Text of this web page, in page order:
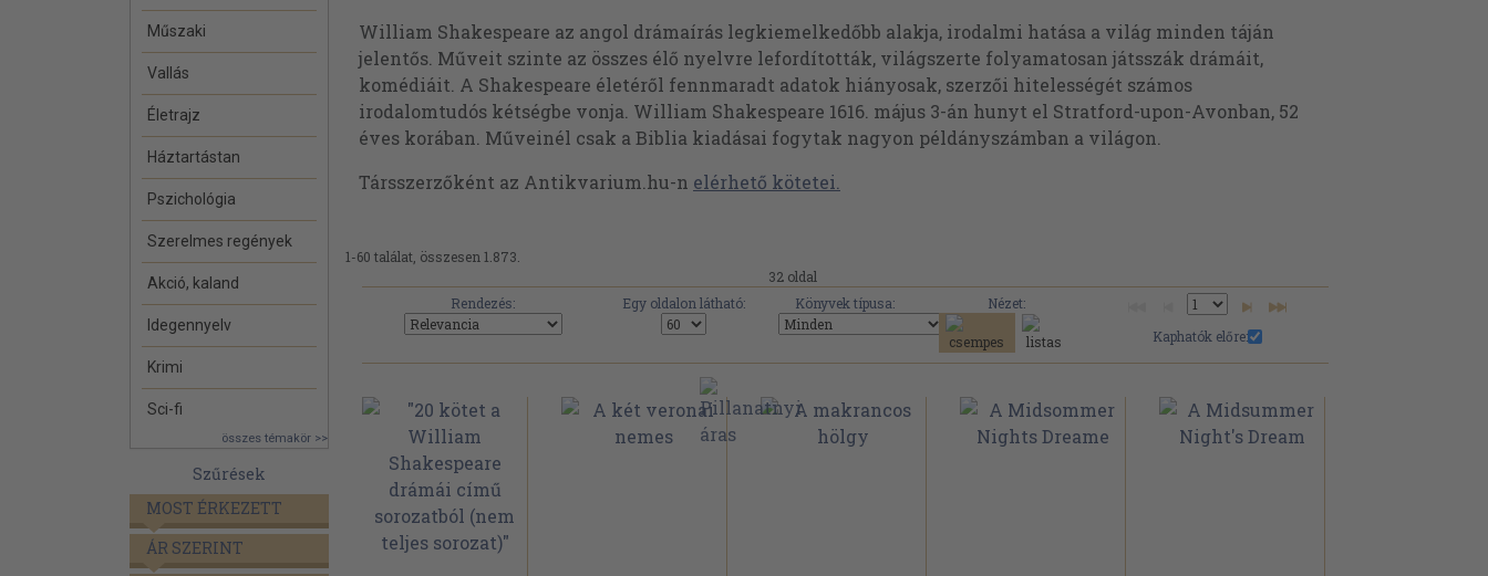
Műszaki
Vallás
Életrajz
Háztartástan
Pszichológia
Szerelmes regények
Akció, kaland
Idegennyelv
Krimi
Sci-fi
összes témakör >>
Szűrések
MOST ÉRKEZETT
ÁR SZERINT
William Shakespeare az angol drámaírás legkiemelkedőbb alakja, irodalmi hatása a világ minden táján
jelentős. Műveit szinte az összes élő nyelvre lefordították, világszerte folyamatosan játsszák drámáit,
komédiáit. A Shakespeare életéről fennmaradt adatok hiányosak, szerzői hitelességét számos
irodalomtudós kétségbe vonja. William Shakespeare 1616. május 3-án hunyt el Stratford-upon-Avonban, 52
éves korában. Műveinél csak a Biblia kiadásai fogytak nagyon példányszámban a világon.
Társszerzőként az Antikvarium.hu-n elérhető kötetei.
1-60 találat, összesen 1.873.
32 oldal
Rendezés:
Egy oldalon látható: Könyvek típusa:
Nézet:
Kaphatók előre: